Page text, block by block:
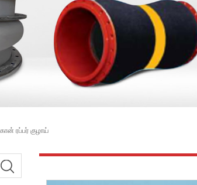
ரப்பர் குழாய்